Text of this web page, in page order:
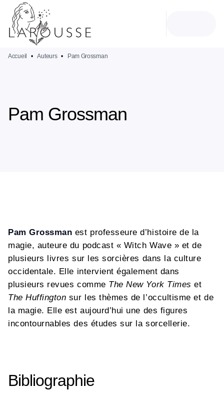
MENU
PIED DE PAGE
Accueil • Auteurs • Pam Grossman
Pam Grossman
Pam Grossman est professeure d’histoire de la
magie, auteure du podcast « Witch Wave » et de
plusieurs livres sur les sorcières dans la culture
occidentale. Elle intervient également dans
plusieurs revues comme The New York Times et
The Huffington sur les thèmes de l’occultisme et de
la magie. Elle est aujourd’hui une des figures
incontournables des études sur la sorcellerie.
Bibliographie